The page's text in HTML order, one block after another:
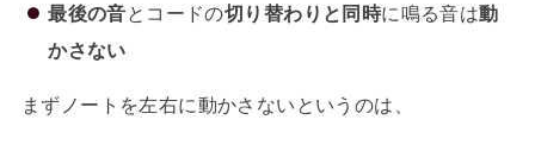
最後の音とコードの切り替わりと同時に鳴る音は動
かさない
まずノートを左右に動かさないというのは、